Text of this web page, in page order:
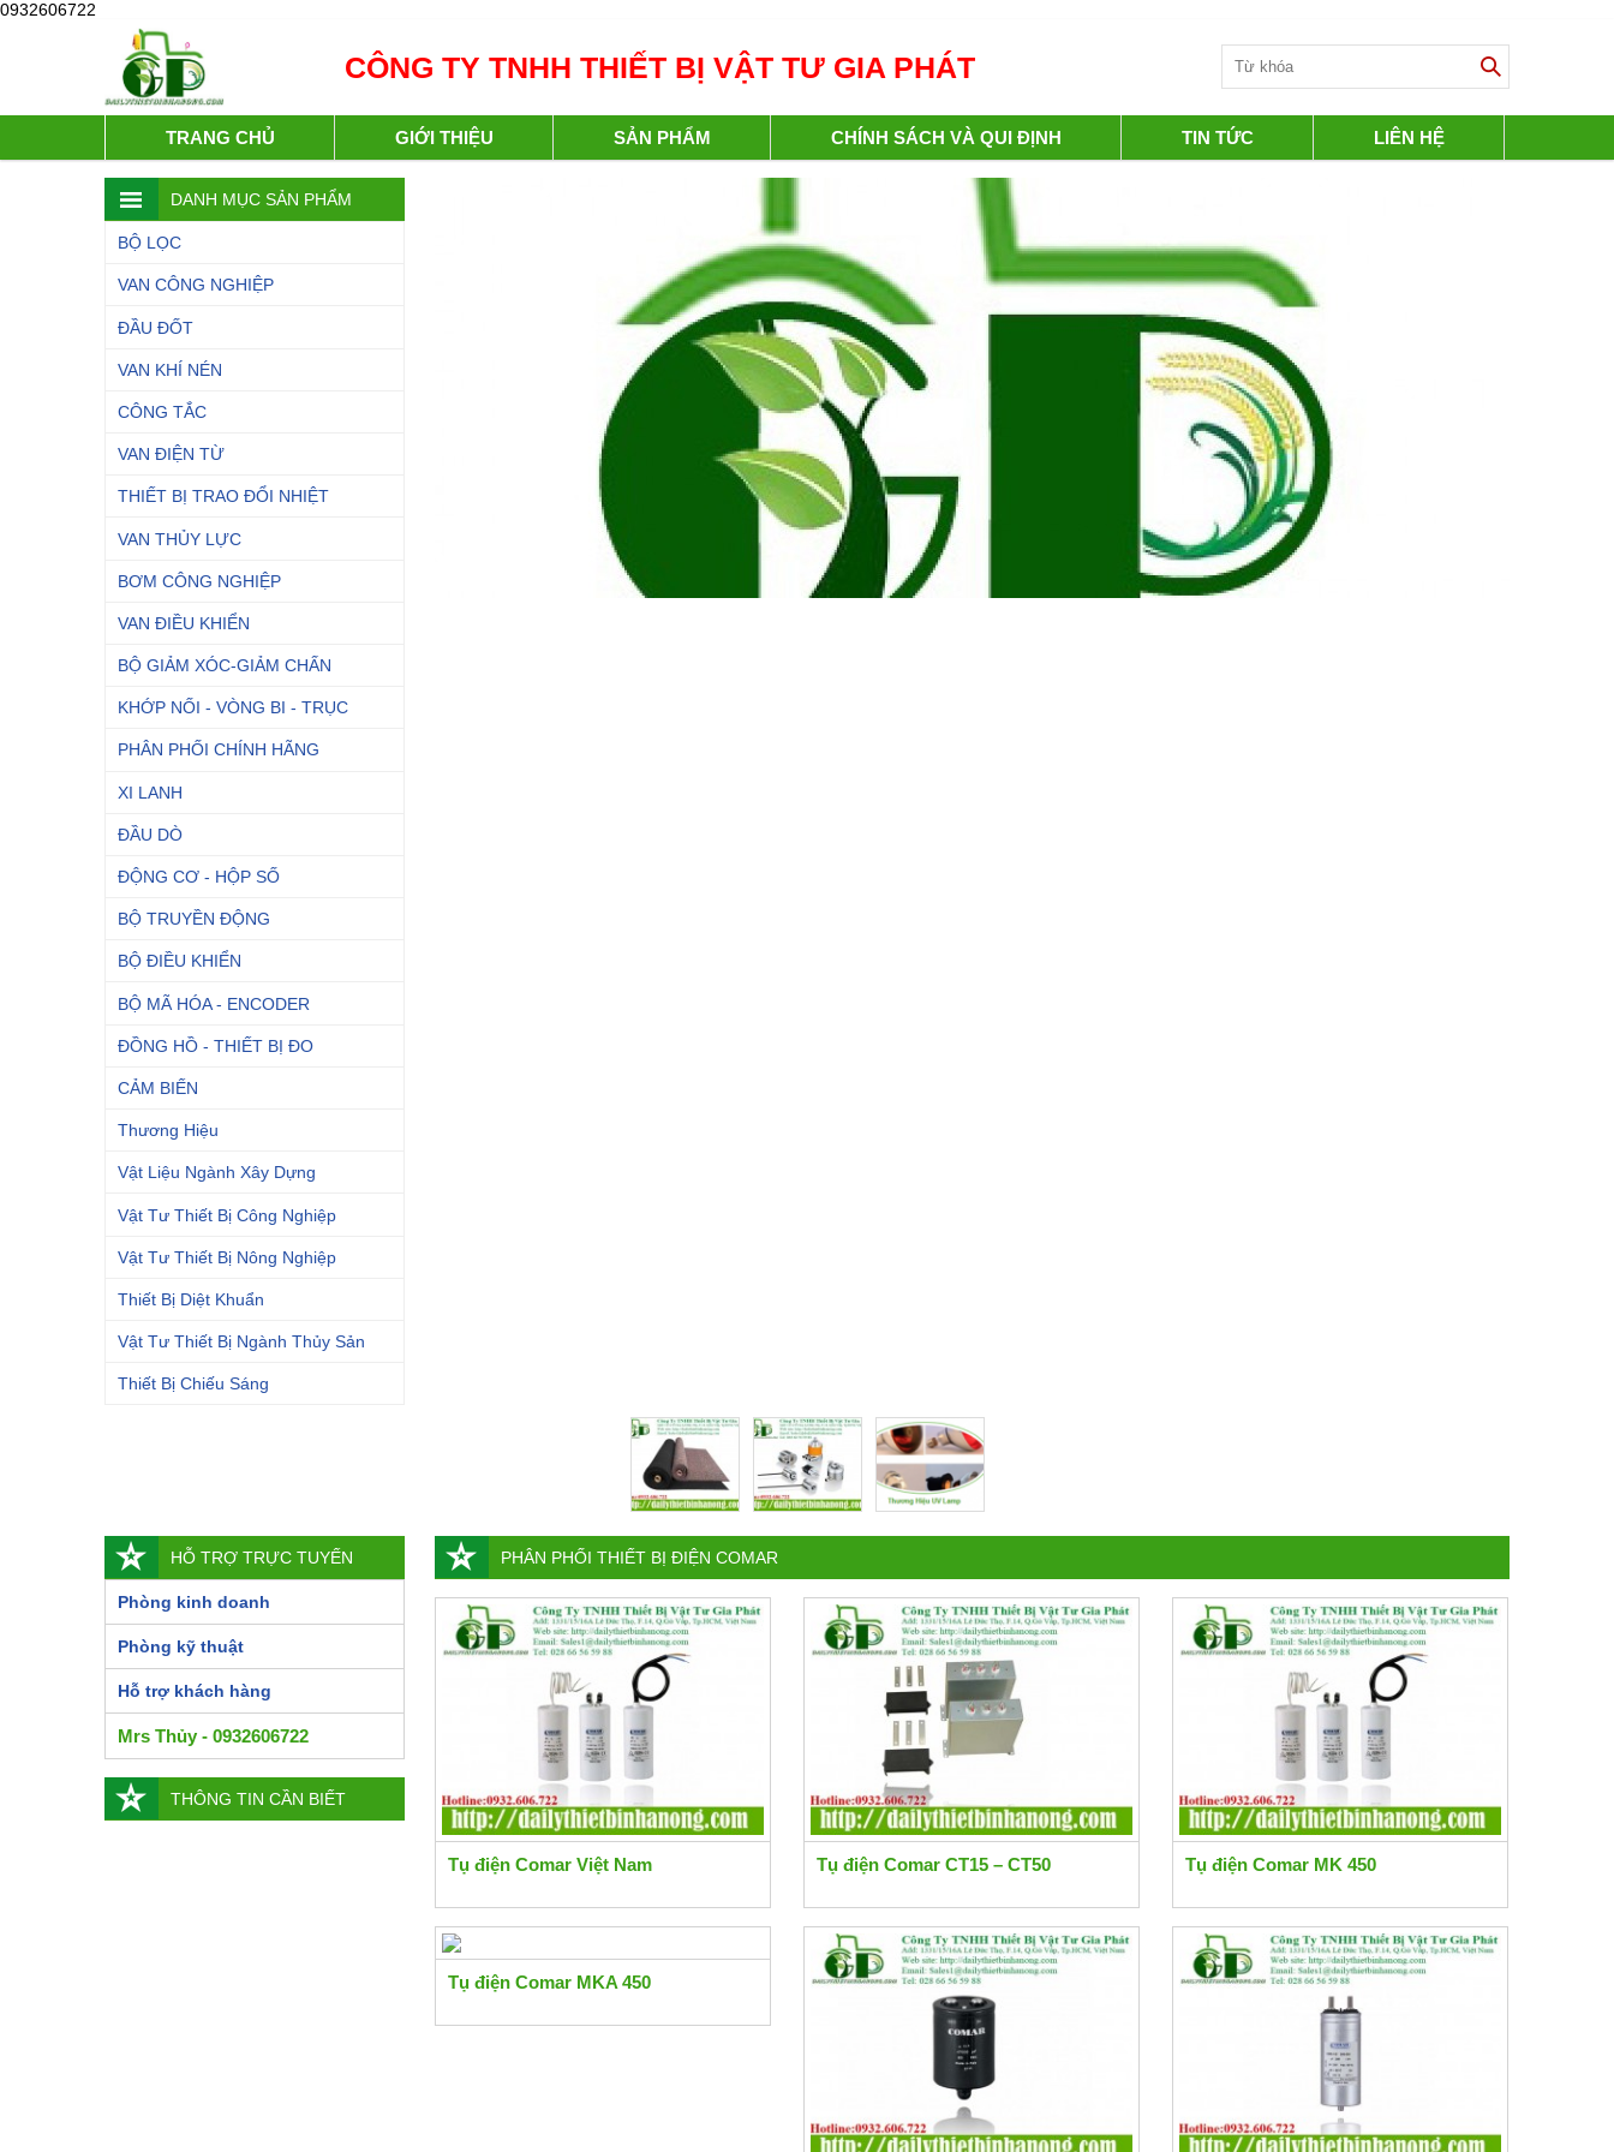
0932606722
CÔNG TY TNHH THIẾT BỊ VẬT TƯ GIA PHÁT
TRANG CHỦ GIỚI THIỆU SẢN PHẨM CHÍNH SÁCH VÀ QUI ĐỊNH TIN TỨC LIÊN HỆ
DANH MỤC SẢN PHẨM
BỘ LỌC
VAN CÔNG NGHIỆP
ĐẦU ĐỐT
VAN KHÍ NÉN
CÔNG TẮC
VAN ĐIỆN TỪ
THIẾT BỊ TRAO ĐỔI NHIỆT
VAN THỦY LỰC
BƠM CÔNG NGHIỆP
VAN ĐIỀU KHIỂN
BỘ GIẢM XÓC-GIẢM CHẤN
KHỚP NỐI - VÒNG BI - TRỤC
PHÂN PHỐI CHÍNH HÃNG
XI LANH
ĐẦU DÒ
ĐỘNG CƠ - HỘP SỐ
BỘ TRUYỀN ĐỘNG
BỘ ĐIỀU KHIỂN
BỘ MÃ HÓA - ENCODER
ĐỒNG HỒ - THIẾT BỊ ĐO
CẢM BIẾN
Thương Hiệu
Vật Liệu Ngành Xây Dựng
Vật Tư Thiết Bị Công Nghiệp
Vật Tư Thiết Bị Nông Nghiệp
Thiết Bị Diệt Khuẩn
Vật Tư Thiết Bị Ngành Thủy Sản
Thiết Bị Chiếu Sáng
HỖ TRỢ TRỰC TUYẾN
Phòng kinh doanh
Phòng kỹ thuật
Hỗ trợ khách hàng
Mrs Thủy - 0932606722
THÔNG TIN CẦN BIẾT
PHÂN PHỐI THIẾT BỊ ĐIỆN COMAR
Tụ điện Comar Việt Nam Tụ điện Comar CT15 – CT50 Tụ điện Comar MK 450
Tụ điện Comar MKA 450